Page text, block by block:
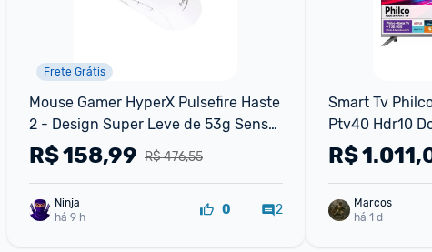
Frete Grátis
Mouse Gamer HyperX Pulsefire Haste
2 - Design Super Leve de 53g Sensor
de precisão HyperX 26K Até 26000
DPI 8000HZ,
R$ 476,55
R$158,99
há 9 h
0 2
Smart Tv
Ptv40 Hdr10
R$
Marcos
há 1 d